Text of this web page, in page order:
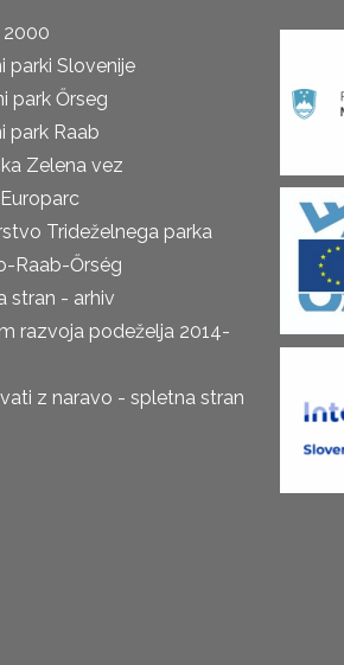
2000
parki Slovenije
park Őrseg
park Raab
Zelena vez
Trideželnega parka
Raab-Őrség
stran - arhiv
razvoja podeželja 2014-
z naravo - spletna stran